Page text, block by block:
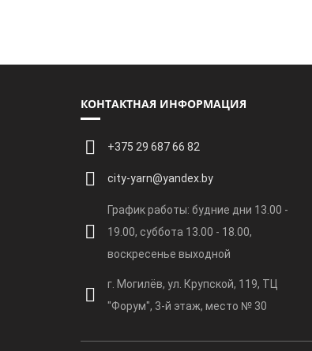
КОНТАКТНАЯ ИНФОРМАЦИЯ
+375 29 687 66 82
city-yarn@yandex.by
График работы: будние дни 13.00 -
19.00, суббота 13.00 - 18.00,
воскресенье выходной
г. Могилёв, ул. Крупской, 119, ТЦ
"Форум", 3-й этаж, место № 30